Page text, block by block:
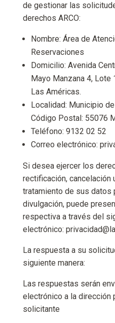
de gestionar las
derechos ARCO:
Nombre: Área de
Reservaciones
Domicilio: Avenida
Mayo Manzana 4, Lote
Las Américas.
Localidad: Municipio
Código Postal: 55076
Teléfono: 9132 02 52
Correo electrónico:
Si desea ejercer los
rectificación, cancelación
tratamiento de sus datos
divulgación, puede
respectiva a través del
electrónico:
La respuesta a su
siguiente manera:
Las respuestas serán
electrónico a la dirección
solicitante